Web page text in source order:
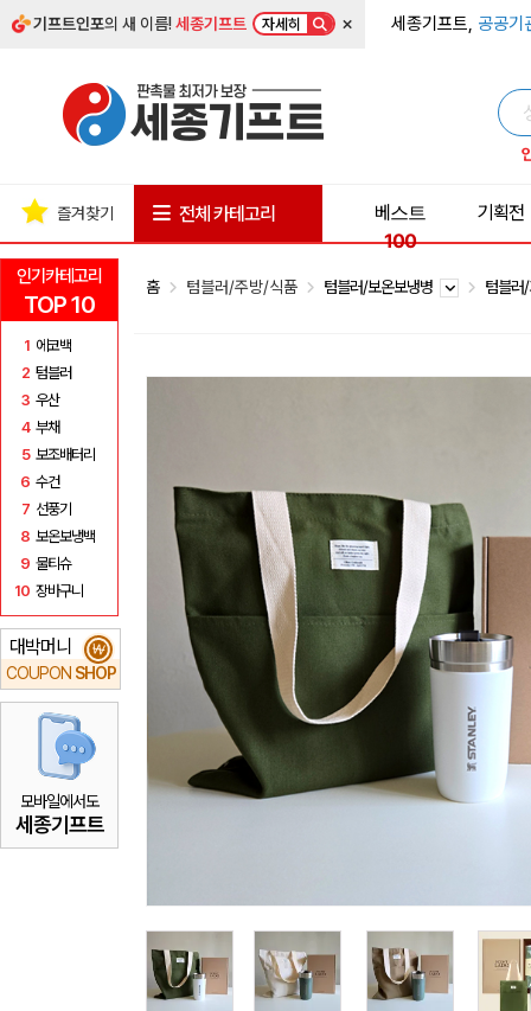
기프트인포의 새 이름!세종기프트 자세히 × 세종기프트, 공공기
인기카테고리
TOP 10
1 에코백
2 텀블러
3 우산
4 부채
5 보조배터리
6 수건
7 선풍기
8 보온보냉백
9 물티슈
10 장바구니
대박머니
COUPON SHOP
₩
모바일에서도
세종기프트
즐겨찾기 전체 카테고리
베스트
100
기획전
홈 텀블러/주방/식품 텀블러/보온보냉병 텀블러